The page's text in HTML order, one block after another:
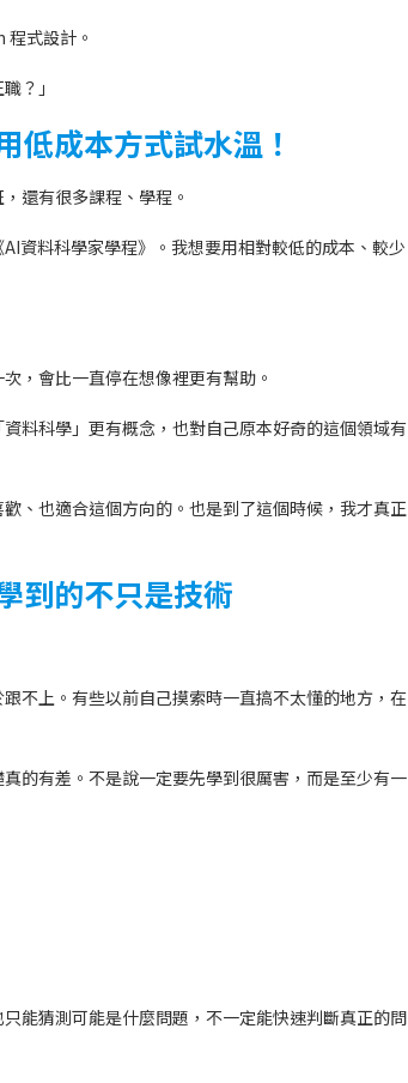
式設計。
？」
低成本方式試水溫 ！
還有很多課程、學程。
資料科學家學程》。我想要用相對較低的成本、較少
，會比一直停在想像裡更有幫助。
料科學」更有概念，也對自己原本好奇的這個領域有
、也適合這個方向的。也是到了這個時候，我才真正
到的不只是技術
不上。有些以前自己摸索時一直搞不太懂的地方，在
的有差。不是說一定要先學到很厲害，而是至少有一
能猜測可能是什麼問題，不一定能快速判斷真正的問